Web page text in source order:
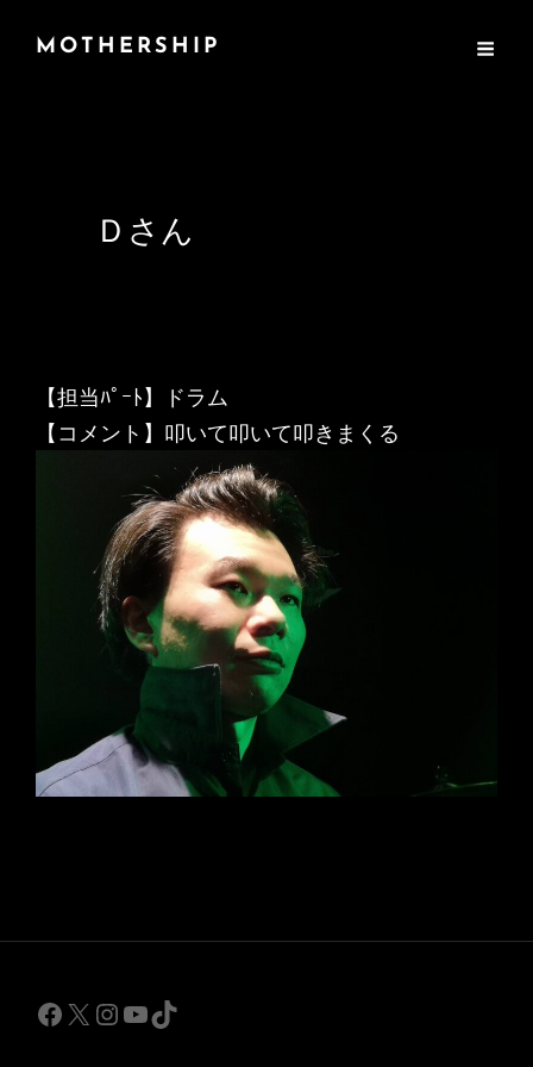
MOTHERSHIP
Ｄさん
【担当ﾊﾟｰﾄ】ドラム
【コメント】叩いて叩いて叩きまくる
Facebook
X Instagram
YouTube
TikTok